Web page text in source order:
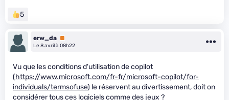
5
erw_da Premium
Le 8 avril à 08h22
Vu que les conditions d'utilisation de copilot
(https://www.microsoft.com/fr-fr/microsoft-copilot/for-
individuals/termsofuse) le réservent au divertissement, doit on
considérer tous ces logiciels comme des jeux ?